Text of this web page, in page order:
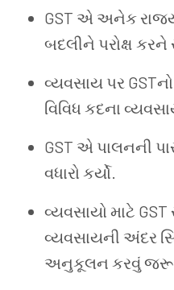
GST એ અનેક
બદલીને પરોક્ષ
વ્યવસાય પર
વિવિધ કદના
GST એ પાલનની
વધારો કર્યો.
વ્યવસાયો માટે
વ્યવસાયની અંદર
અનુકૂલન કરવું